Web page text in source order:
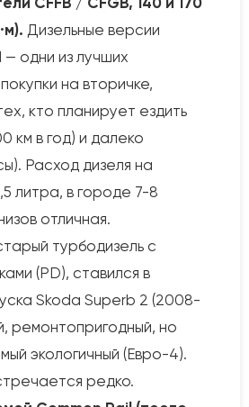
Дизельные версии
одни из лучших
на вторичке,
кто планирует ездить
км в год) и далеко
Расход дизеля на
литра, в городе 7-8
отличная.
турбодизель с
(PD), ставился в
Skoda Superb 2 (2008-
ремонтопригодный, но
экологичный (Евро-4).
редко.